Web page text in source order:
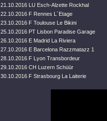
21.10.2016 LU Esch-Alzette Rockhal
22.10.2016 F Rennes L´Etage
23.10.2016 F Toulouse Le Bikini
25.10.2016 PT Lisbon Paradise Garage
26.10.2016 E Madrid La Riviera
27.10.2016 E Barcelona Razzmatazz 1
28.10.2016 F Lyon Transbordeur
29.10.2016 CH Luzern Schüür
30.10.2016 F Strasbourg La Laiterie